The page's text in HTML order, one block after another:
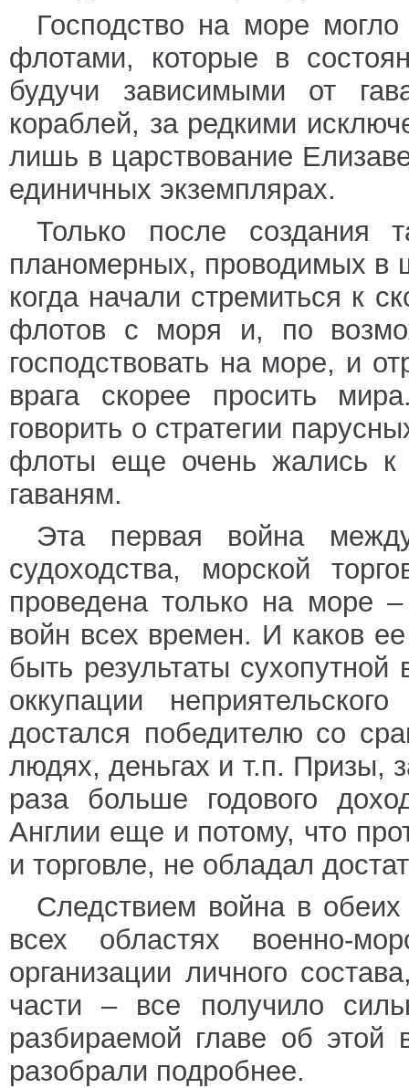
Господство на море
флотами, которые в
будучи зависимыми от
кораблей, за редкими
лишь в царствование
единичных экземплярах.
Только после создания
планомерных, проводимых в
когда начали стремиться к
флотов с моря и, по
господствовать на море, и
врага скорее просить
говорить о стратегии
флоты еще очень жались к
гаваням.
Эта первая война
судоходства, морской
проведена только на море
войн всех времен. И каков
быть результаты
оккупации
достался победителю со
людях, деньгах и т.п. Призы,
раза больше годового
Англии еще и потому, что
и торговле, не обладал
Следствием война в
всех областях военно-
организации личного
части – все получило
разбираемой главе об
разобрали подробнее.